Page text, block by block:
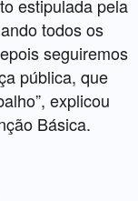
estipulada pela
todos os
seguiremos
pública, que
explicou
Básica.